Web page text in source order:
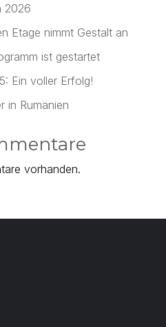
2026
Etage nimmt Gestalt an
ist gestartet
Ein voller Erfolg!
in Rumänien
vorhanden.